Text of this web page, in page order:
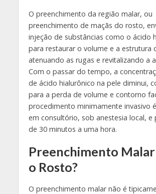
O preenchimento da região malar, ou
preenchimento de maçãs do rosto,
injeção de substâncias como o ácido
para restaurar o volume e a estrutura
atenuando as rugas e revitalizando a
Com o passar do tempo, a
de ácido hialurônico na pele diminui,
para a perda de volume e contorno
procedimento minimamente invasivo
em consultório, sob anestesia local, e
de 30 minutos a uma hora​​.
Preenchimento
o Rosto?
O preenchimento malar não é